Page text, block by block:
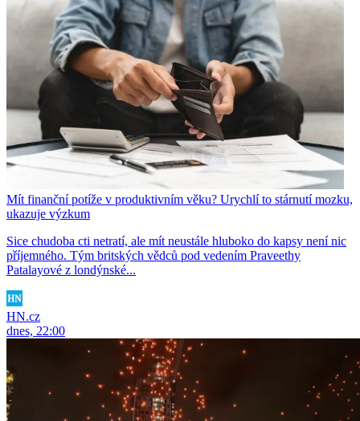
Mít finanční potíže v produktivním věku? Urychlí to stárnutí mozku,
ukazuje výzkum
Sice chudoba cti netratí, ale mít neustále hluboko do kapsy není nic
příjemného. Tým britských vědců pod vedením Praveethy
Patalayové z londýnské...
HN.cz
dnes, 22:00